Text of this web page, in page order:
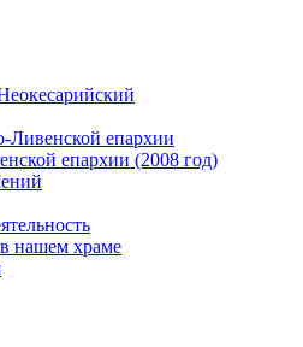
Ливенской епархии
епархии (2008 год)
нашем храме